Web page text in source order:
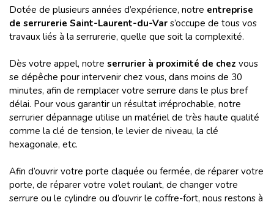
Dotée de plusieurs années d’expérience, notre entreprise
de serrurerie Saint-Laurent-du-Var s’occupe de tous vos
travaux liés à la serrurerie, quelle que soit la complexité.
Dès votre appel, notre serrurier à proximité de chez vous
se dépêche pour intervenir chez vous, dans moins de 30
minutes, afin de remplacer votre serrure dans le plus bref
délai. Pour vous garantir un résultat irréprochable, notre
serrurier dépannage utilise un matériel de très haute qualité
comme la clé de tension, le levier de niveau, la clé
hexagonale, etc.
Afin d’ouvrir votre porte claquée ou fermée, de réparer votre
porte, de réparer votre volet roulant, de changer votre
serrure ou le cylindre ou d’ouvrir le coffre-fort, nous restons à